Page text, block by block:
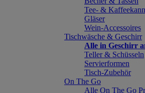
Tee- &
Gläser
Wein-Accessoires
Tischwäsche & Geschirr
Alle in Geschirr
Teller & Schüsseln
Servierformen
Tisch-Zubehör
On The Go
Alle On The Go